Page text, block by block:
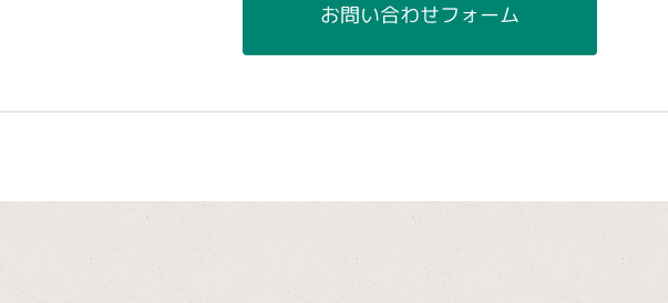
お問い合わせフォーム